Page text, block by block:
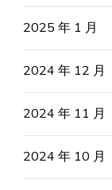
2025 年 1 月
2024 年 12 月
2024 年 11 月
2024 年 10 月